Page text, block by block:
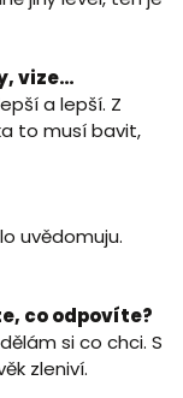
vize…
a lepší. Z
to musí bavit,
uvědomuju.
co odpovíte?
si co chci. S
zleniví.